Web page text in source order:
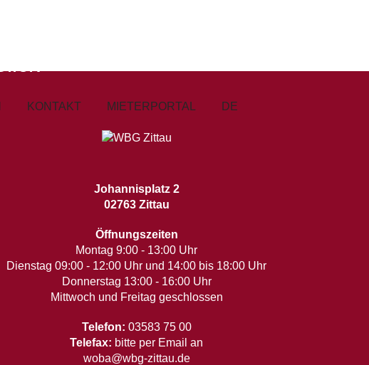
KONTAKT MIETERPORTAL DE
Johannisplatz 2
02763 Zittau
Öffnungszeiten
Montag 9:00 - 13:00 Uhr
Dienstag 09:00 - 12:00 Uhr und 14:00 bis 18:00 Uhr
Donnerstag 13:00 - 16:00 Uhr
Mittwoch und Freitag geschlossen
Telefon: 03583 75 00
Telefax: bitte per Email an
woba@wbg-zittau.de